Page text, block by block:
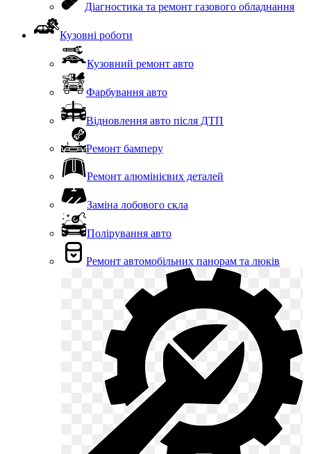
Діагностика та ремонт газового обладнання
Кузовні роботи
Кузовний ремонт авто
Фарбування авто
Відновлення авто після ДТП
Ремонт бамперу
Ремонт алюмінієвих деталей
Заміна лобового скла
Полірування авто
Ремонт автомобільних панорам та люків